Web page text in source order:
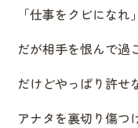
「仕事をクビになれ」
だが相手を恨んで過
だけどやっぱり許せ
アナタを裏切り傷つ